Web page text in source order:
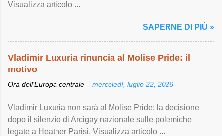
Visualizza articolo ...
SAPERNE DI PIÙ »
Vladimir Luxuria rinuncia al Molise Pride: il
motivo
Ora dell'Europa centrale – mercoledì, luglio 22, 2026
Vladimir Luxuria non sarà al Molise Pride: la decisione
dopo il silenzio di Arcigay nazionale sulle polemiche
legate a Heather Parisi. Visualizza articolo ...